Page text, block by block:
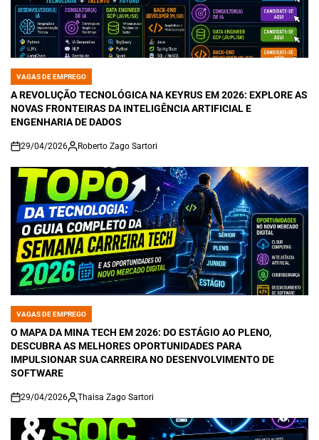
POSTED
IN
VAGAS DE EMPREGO
A REVOLUÇÃO TECNOLÓGICA NA KEYRUS EM 2026: EXPLORE AS
NOVAS FRONTEIRAS DA INTELIGÊNCIA ARTIFICIAL E
ENGENHARIA DE DADOS
on
29/04/2026 Roberto Zago Sartori
POSTED
IN
VAGAS DE EMPREGO
O MAPA DA MINA TECH EM 2026: DO ESTÁGIO AO PLENO,
DESCUBRA AS MELHORES OPORTUNIDADES PARA
IMPULSIONAR SUA CARREIRA NO DESENVOLVIMENTO DE
SOFTWARE
on
29/04/2026 Thaisa Zago Sartori